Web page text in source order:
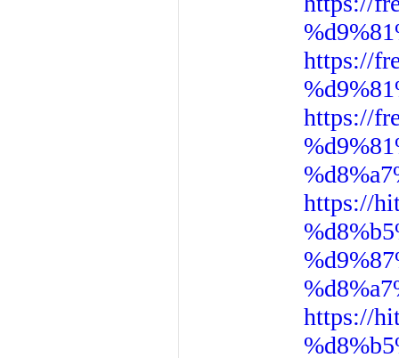
https://
https://
https://
https://